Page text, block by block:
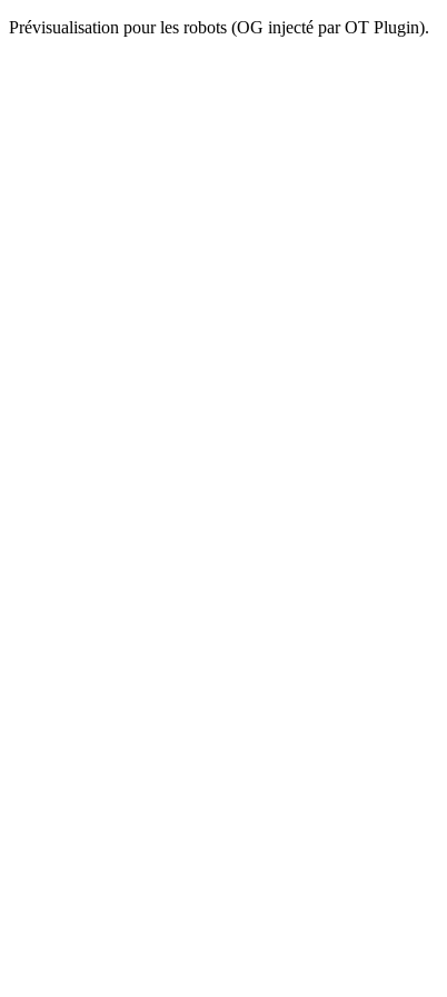
Prévisualisation pour les robots (OG injecté par OT Plugin).